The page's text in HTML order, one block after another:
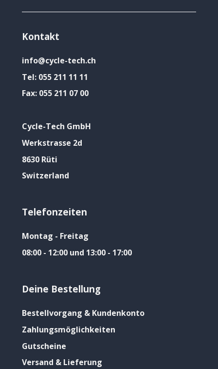
Kontakt
info@cycle-tech.ch
Tel: 055 211 11 11
Fax: 055 211 07 00
Cycle-Tech GmbH
Werkstrasse 2d
8630 Rüti
Switzerland
Telefonzeiten
Montag - Freitag
08:00 - 12:00 und 13:00 - 17:00
Deine Bestellung
Bestellvorgang & Kundenkonto
Zahlungsmöglichkeiten
Gutscheine
Versand & Lieferung